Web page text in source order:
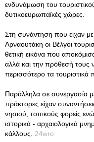
ενδυνάμωση του
δυτικοευρωπαϊκές χώρες.
Στη συνάντηση που είχαν
Αρναουτάκη οι Βέλγοι
θετική εικόνα που
αλλά και την πρόθεσή
περισσότερο τα τουριστικά
Παράλληλα σε συνεργασία με
πράκτορες είχαν
νησιού, τοπικούς φορείς
ιστορικά - αρχαιολογικά
κάλλους. 24wro